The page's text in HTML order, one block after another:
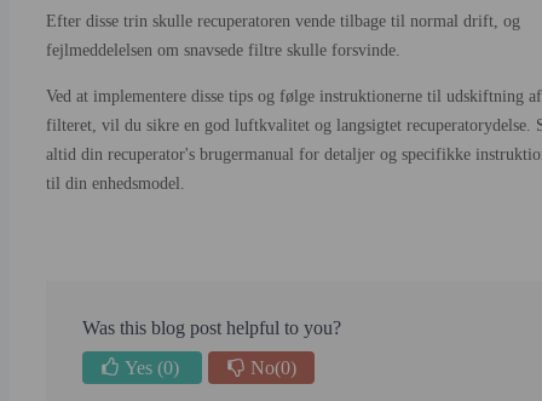
Efter disse trin skulle recuperatoren vende tilbage til normal drift, og
fejlmeddelelsen om snavsede filtre skulle forsvinde.
Ved at implementere disse tips og følge instruktionerne til udskiftning af
filteret, vil du sikre en god luftkvalitet og langsigtet recuperatorydelse.
altid din recuperator's brugermanual for detaljer og specifikke
til din enhedsmodel.
Was this blog post helpful to you?
Yes (0) No(0)